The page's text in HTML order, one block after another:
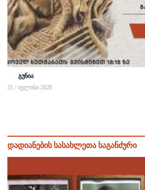
გუნია
31 / ივლისი 2026
დადიანების სასახლეთა საგანძური